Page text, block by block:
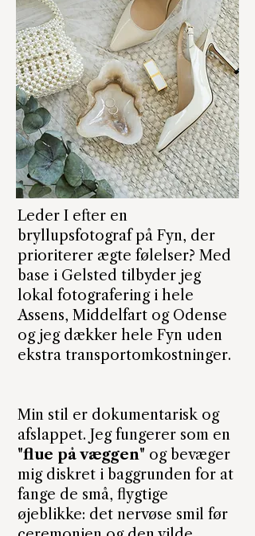
Leder I efter en
bryllupsfotograf på Fyn, der
prioriterer ægte følelser? Med
base i Gelsted tilbyder jeg
lokal fotografering i hele
Assens, Middelfart og Odense
og jeg dækker hele Fyn uden
ekstra transportomkostninger.
Min stil er dokumentarisk og
afslappet. Jeg fungerer som en
"flue på væggen" og bevæger
mig diskret i baggrunden for at
fange de små, flygtige
øjeblikke: det nervøse smil før